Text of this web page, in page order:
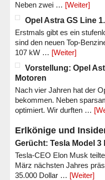
Neben zwei … [Weiter]
Opel Astra GS Line
Erstmals gibt es ein
sind den neuen Top-
107 kW … [Weiter]
Vorstellung: Opel
Motoren
Nach vier Jahren hat der
bekommen. Neben
optimiert. Wir durften …
Erlkönige und
Gerücht: Tesla Model
Tesla-CEO Elon Musk
März nächsten Jahres
35.000 Dollar … [Weiter]